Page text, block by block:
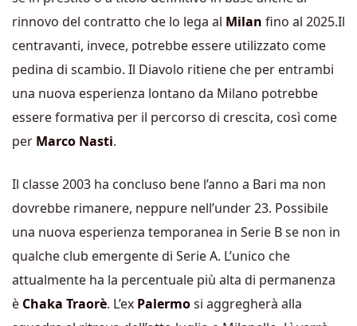
rinnovo del contratto che lo lega al Milan fino al 2025.Il
centravanti, invece, potrebbe essere utilizzato come
pedina di scambio. Il Diavolo ritiene che per entrambi
una nuova esperienza lontano da Milano potrebbe
essere formativa per il percorso di crescita, così come
per Marco Nasti.
Il classe 2003 ha concluso bene l’anno a Bari ma non
dovrebbe rimanere, neppure nell’under 23. Possibile
una nuova esperienza temporanea in Serie B se non in
qualche club emergente di Serie A. L’unico che
attualmente ha la percentuale più alta di permanenza
è Chaka Traorè. L’ex Palermosi aggregherà alla